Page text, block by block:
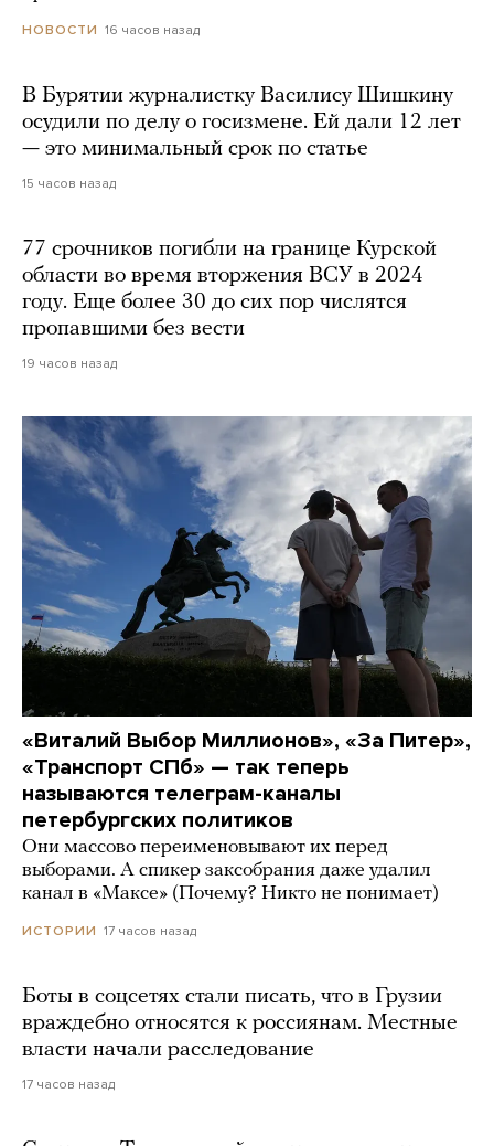
НОВОСТИ 16 часов назад
В Бурятии журналистку Василису Шишкину
осудили по делу о госизмене. Ей дали 12 лет
— это минимальный срок по статье
15 часов назад
77 срочников погибли на границе Курской
области во время вторжения ВСУ в 2024
году. Еще более 30 до сих пор числятся
пропавшими без вести
19 часов назад
«Виталий Выбор Миллионов», «За Питер»,
«Транспорт СПб» — так теперь
называются телеграм-каналы
петербургских политиков
Они массово переименовывают их перед
выборами. А спикер заксобрания даже удалил
канал в «Максе» (Почему? Никто не понимает)
ИСТОРИИ 17 часов назад
Боты в соцсетях стали писать, что в Грузии
враждебно относятся к россиянам. Местные
власти начали расследование
17 часов назад